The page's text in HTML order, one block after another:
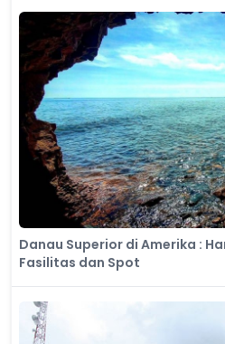
Danau Superior di Amerika :
Fasilitas dan Spot